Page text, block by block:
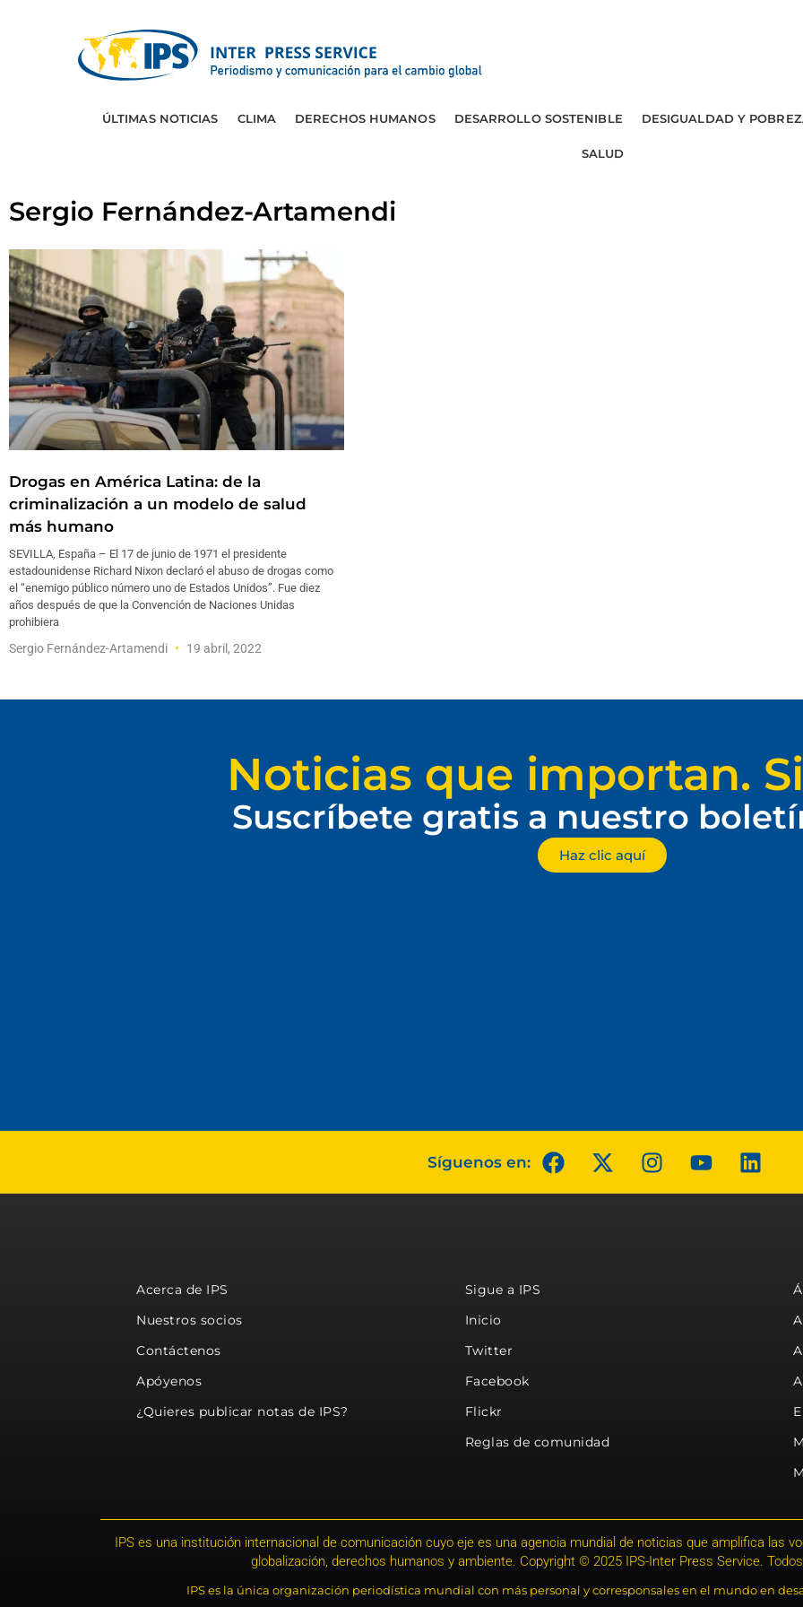
ÚLTIMAS NOTICIAS CLIMA DERECHOS HUMANOS DESARROLLO SOSTENIBLE DESIGUALDAD Y
SALUD
Sergio Fernández-Artamendi
Drogas en América Latina: de la
criminalización a un modelo de salud
más humano
SEVILLA, España – El 17 de junio de 1971 el presidente
estadounidense Richard Nixon declaró el abuso de drogas como
el “enemigo público número uno de Estados Unidos”. Fue diez
años después de que la Convención de Naciones Unidas
prohibiera
Sergio Fernández-Artamendi 19 abril, 2022
Noticias que importan.
Suscríbete gratis a nuestro
Haz clic aquí
Síguenos en:
Acerca de IPS
Nuestros socios
Contáctenos
Apóyenos
¿Quieres publicar notas de IPS?
Sigue a IPS
Inicio
Twitter
Facebook
Flickr
Reglas de comunidad
IPS es una institución internacional de comunicación cuyo eje es una agencia mundial de noticias que amplifica las
globalización, derechos humanos y ambiente. Copyright © 2025 IPS-Inter Press Service.
IPS es la única organización periodística mundial con más personal y corresponsales en el mundo en